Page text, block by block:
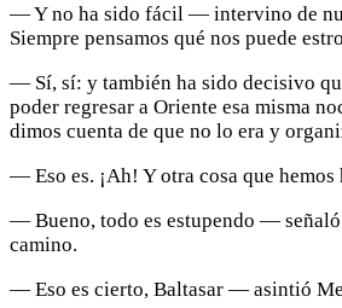
— Y no ha sido fácil — intervino de
Siempre pensamos qué nos puede
— Sí, sí: y también ha sido decisivo
poder regresar a Oriente esa misma
dimos cuenta de que no lo era y
— Eso es. ¡Ah! Y otra cosa que
— Bueno, todo es estupendo — señaló
camino.
— Eso es cierto, Baltasar — asintió